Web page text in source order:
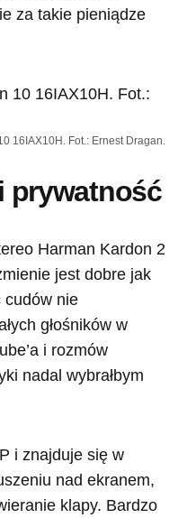
za takie pieniądze
16IAX10H. Fot.: Ernest Dragan.
prywatność
Harman Kardon 2
jest dobre jak
cudów nie
głośników w
i rozmów
nadal wybrałbym
i znajduje się w
nad ekranem,
klapy. Bardzo